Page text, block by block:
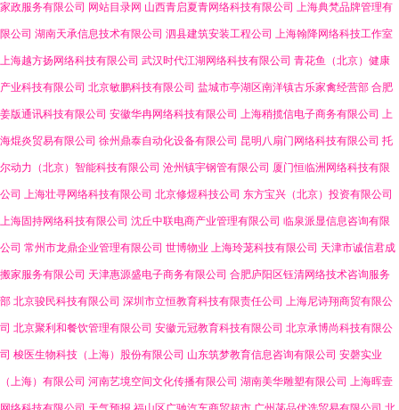
家政服务有限公司 网站目录网 山西青启夏青网络科技有限公司 上海典梵品牌管理有
限公司 湖南天承信息技术有限公司 泗县建筑安装工程公司 上海翰降网络科技工作室
上海越方扬网络科技有限公司 武汉时代江湖网络科技有限公司 青花鱼（北京）健康
产业科技有限公司 北京敏鹏科技有限公司 盐城市亭湖区南洋镇古乐家禽经营部 合肥
姜版通讯科技有限公司 安徽华冉网络科技有限公司 上海稍揽信电子商务有限公司 上
海焜炎贸易有限公司 徐州鼎泰自动化设备有限公司 昆明八扇门网络科技有限公司 托
尔动力（北京）智能科技有限公司 沧州镇宇钢管有限公司 厦门恒临洲网络科技有限
公司 上海壮寻网络科技有限公司 北京修煜科技公司 东方宝兴（北京）投资有限公司
上海固持网络科技有限公司 沈丘中联电商产业管理有限公司 临泉派显信息咨询有限
公司 常州市龙鼎企业管理有限公司 世博物业 上海玲茏科技有限公司 天津市诚信君成
搬家服务有限公司 天津惠源盛电子商务有限公司 合肥庐阳区钰清网络技术咨询服务
部 北京骏民科技有限公司 深圳市立恒教育科技有限责任公司 上海尼诗翔商贸有限公
司 北京聚利和餐饮管理有限公司 安徽元冠教育科技有限公司 北京承博尚科技有限公
司 梭医生物科技（上海）股份有限公司 山东筑梦教育信息咨询有限公司 安磬实业
（上海）有限公司 河南艺境空间文化传播有限公司 湖南美华雕塑有限公司 上海晖壹